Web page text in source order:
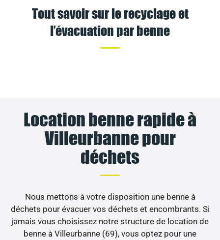
Tout savoir sur le recyclage et
l’évacuation par benne
Location benne rapide à
Villeurbanne pour
déchets
Nous mettons à votre disposition une benne à
déchets pour évacuer vos déchets et encombrants. Si
jamais vous choisissez notre structure de location de
benne à Villeurbanne (69), vous optez pour une